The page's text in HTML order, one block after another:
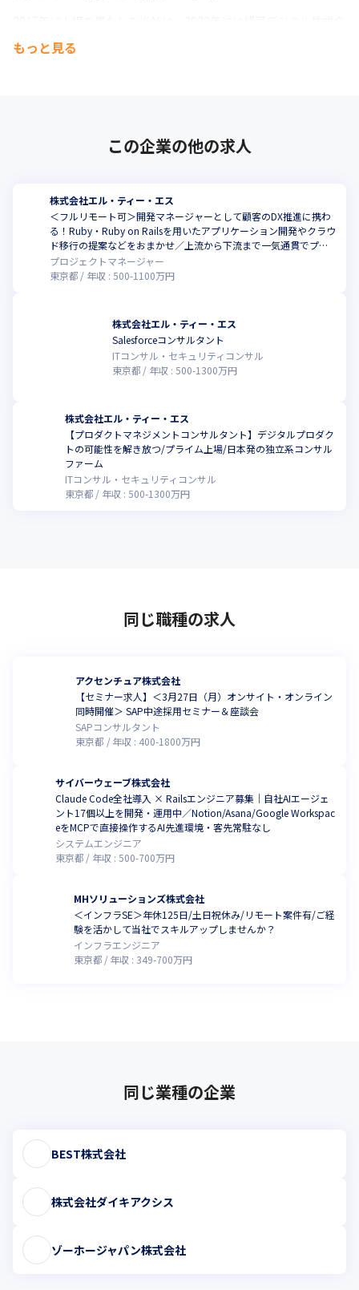
を結びました。
＜クライアント例＞
・キリンホールディングス株式会社
・矢崎総業株式会社
・DIC株式会社
・日産自動車株式会社
もっと見る
この企業の他の求人
株式会社エル・ティー・エス
＜フルリモート可＞開発マネージャーとして顧客のDX推進に携わ
る！Ruby・Ruby on Railsを用いたアプリケーション開発やクラウ
ド移行の提案などをおまかせ／上流から下流まで一気通貫でプロ
ジェクトに参画できます
プロジェクトマネージャー
東京都
年収 : 500-1100万円
株式会社エル・ティー・エス
Salesforceコンサルタント
ITコンサル・セキュリティコンサル
東京都
年収 : 500-1300万円
株式会社エル・ティー・エス
【プロダクトマネジメントコンサルタント】デジタルプロダク
トの可能性を解き放つ/プライム上場/日本発の独立系コンサル
ファーム
ITコンサル・セキュリティコンサル
東京都
年収 : 500-1300万円
同じ職種の求人
アクセンチュア株式会社
【セミナー求人】＜3月27日（月）オンサイト・オンライン
同時開催＞ SAP中途採用セミナー＆座談会
SAPコンサルタント
東京都
年収 : 400-1800万円
サイバーウェーブ株式会社
Claude Code全社導入 × Railsエンジニア募集｜自社AIエージェ
ント17個以上を開発・運用中／Notion/Asana/Google Workspac
eをMCPで直接操作するAI先進環境・客先常駐なし
システムエンジニア
東京都
年収 : 500-700万円
MHソリューションズ株式会社
＜インフラSE＞年休125日/土日祝休み/リモート案件有/ご経
験を活かして当社でスキルアップしませんか？
インフラエンジニア
東京都
年収 : 349-700万円
同じ業種の企業
BEST株式会社
株式会社ダイキアクシス
ゾーホージャパン株式会社